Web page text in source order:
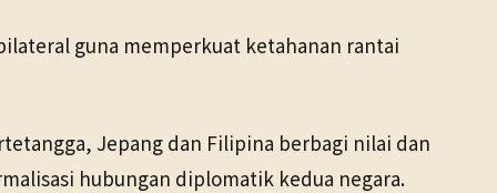
guna memperkuat ketahanan rantai
Jepang dan Filipina berbagi nilai dan
hubungan diplomatik kedua negara.